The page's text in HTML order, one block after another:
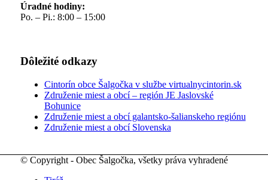
Úradné hodiny:
Po. – Pi.: 8:00 – 15:00
Dôležité odkazy
Cintorín obce Šalgočka v službe virtualnycintorin.sk
Združenie miest a obcí – región JE Jaslovské
Bohunice
Združenie miest a obcí galantsko-šalianskeho regiónu
Združenie miest a obcí Slovenska
© Copyright - Obec Šalgočka, všetky práva vyhradené